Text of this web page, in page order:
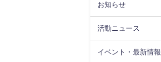
お知らせ
活動ニュース
イベント・最新情報